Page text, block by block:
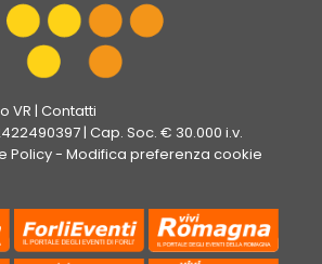
VR | Contatti
| Cap. Soc. € 30.000 i.v.
Policy- Modifica preferenza cookie